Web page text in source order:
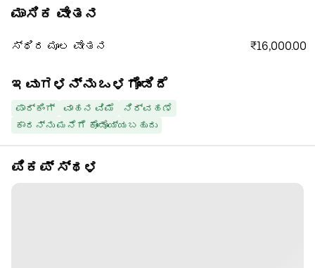
ಮಾಸಿಕ ವೇತನ
ಸ್ಥಿರ ಮೂಲ ವೇತನ ₹16,000.00
ಇವುಗಳನ್ನು ಒಳಗೊಂಡಿದೆ
ಪಾರ್ಕಿಂಗ್ ವಾಹನ ವಿಮೆ
ನಿರ್ವಹಣೆ
ಕಾರನ್ನು ಮನೆಗೆ ಕೊಂಡೊಯ್ಯಬಹುದು
ಪಿಕಪ್ ಸ್ಥಳ